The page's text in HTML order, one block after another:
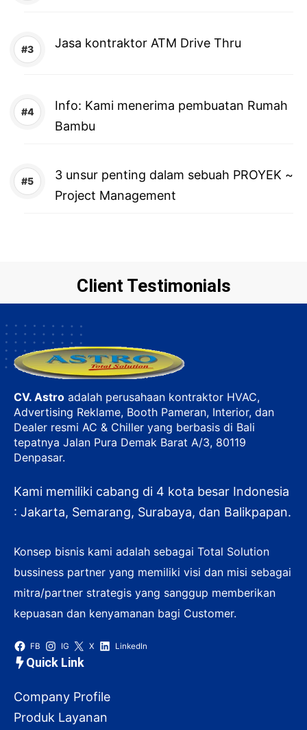
Jasa kontraktor ATM Drive Thru
Info: Kami menerima pembuatan Rumah
Bambu
3 unsur penting dalam sebuah PROYEK ~
Project Management
Client Testimonials
CV. Astro adalah perusahaan kontraktor HVAC,
Advertising Reklame, Booth Pameran, Interior, dan
Dealer resmi AC & Chiller yang berbasis di Bali
tepatnya Jalan Pura Demak Barat A/3, 80119
Denpasar.
Kami memiliki cabang di 4 kota besar Indonesia
: Jakarta, Semarang, Surabaya, dan Balikpapan.
Konsep bisnis kami adalah sebagai Total Solution
bussiness partner yang memiliki visi dan misi sebagai
mitra/partner strategis yang sanggup memberikan
kepuasan dan kenyamanan bagi Customer.
FB IG X LinkedIn
Quick Link
Company Profile
Produk Layanan